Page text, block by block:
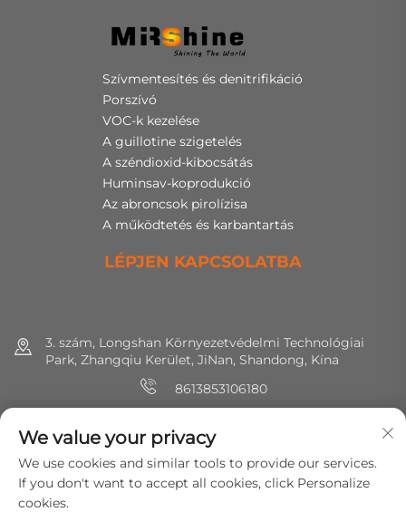
Szívmentesítés és denitrifikáció
Porszívó
VOC-k kezelése
A guillotine szigetelés
A széndioxid-kibocsátás
Huminsav-koprodukció
Az abroncsok pirolízisa
A működtetés és karbantartás
LÉPJEN KAPCSOLATBA
3. szám, Longshan Környezetvédelmi Technológiai
Park, Zhangqiu Kerület, JiNan, Shandong, Kína
8613853106180
[email protected]
We value your privacy
We use cookies and similar tools to provide our services.
If you don't want to accept all cookies, click Personalize
cookies.